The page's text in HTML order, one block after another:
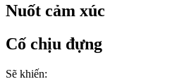
Nuốt cảm xúc
Cố chịu đựng
Sẽ khiến: